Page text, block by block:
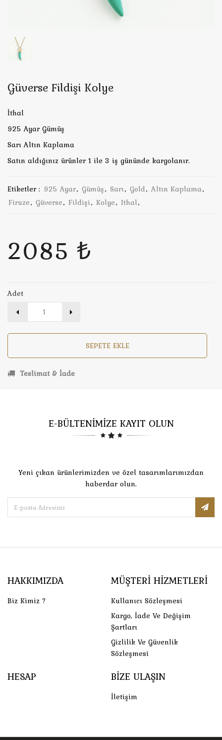
Güverse Fildişi Kolye
İthal
925 Ayar Gümüş
Sarı Altın Kaplama
Satın aldığınız ürünler 1 ile 3 iş gününde kargolanır.
Etiketler : 925 Ayar, Gümüş, Sarı, Gold, Altın Kaplama,
Firuze, Güverse, Fildişi, Kolye, Ithal,
2085 ₺
Adet
SEPETE EKLE
Teslimat & İade
E-BÜLTENİMİZE KAYIT OLUN
Yeni çıkan ürünlerimizden ve özel tasarımlarımızdan
haberdar olun.
HAKKIMIZDA
Biz Kimiz ?
MÜŞTERI HIZMETLERI
Kullanıcı Sözleşmesi
Kargo, İade Ve Değişim
Şartları
Gizlilik Ve Güvenlik
Sözleşmesi
HESAP BIZE ULAŞIN
İletişim